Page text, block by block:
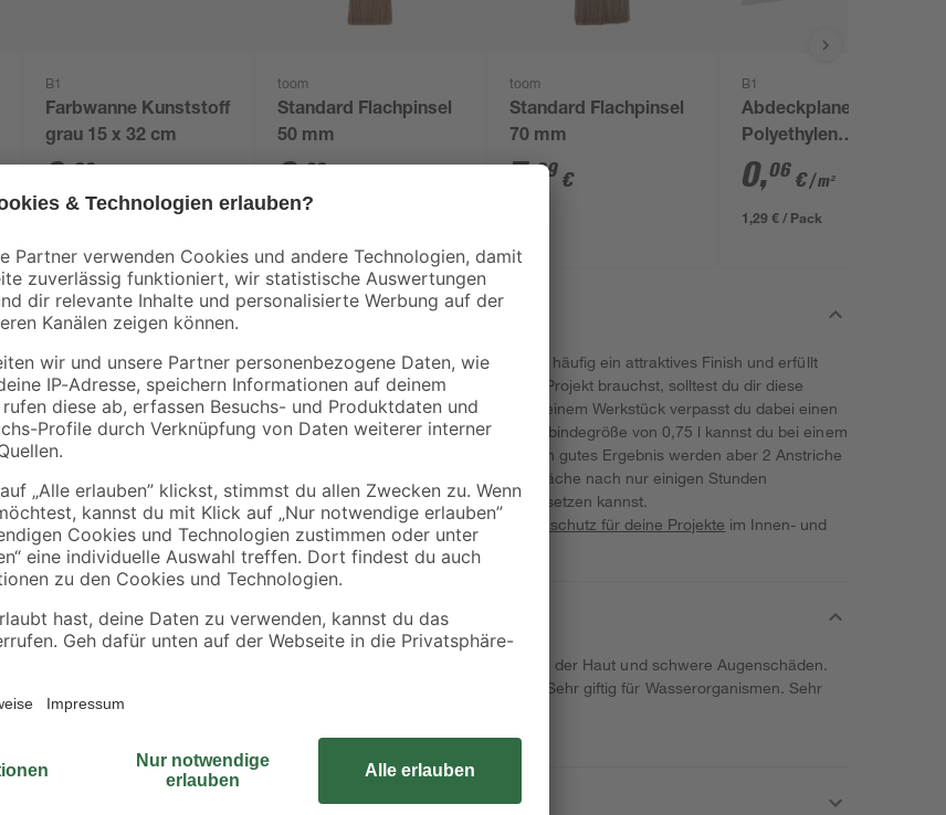
B1
Farbwanne Kunststoff
grau 15 x 32 cm
2,69
toom
Standard Flachpinsel
50 mm
6,29
toom
Standard Flachpinsel
70 mm
7,39 €
B1
Abdeckplane
Polyethylen
transparent 4 x 5 m
0,06 €/ m²
1,29 € / Pack
Ein Anstrich von Holzoberflächen verleiht diesen häufig ein attraktives Finish und erfüllt
noch weitere Funktionen. Wenn du das für dein Projekt brauchst, solltest du dir diese
Holzlasur von Toom einmal genauer ansehen. Deinem Werkstück verpasst du dabei einen
Anstrich in einem schlichten Farbton. Mit der Gebindegröße von 0,75 l kannst du bei einem
Anstrich eine Fläche von 8 m² behandeln. Für ein gutes Ergebnis werden aber 2 Anstriche
empfohlen. Darüber hinaus ist die bearbeitete Fläche nach nur einigen Stunden
überstreichbar, sodass du dann dein Projekt fortsetzen kannst.
Erfahre mehr darüber, wie du einen starken
Holzschutz für deine Projekte im Innen- und
Außenbereich schaffst.
bei Verschlucken. Giftig bei Hautkontakt. Verursacht schwere Verätzungen der Haut und schwere Augenschäden.
Verursacht schwere Augenschäden. Lebensgefahr bei Einatmen. Sehr giftig für Wasserorganismen. Sehr